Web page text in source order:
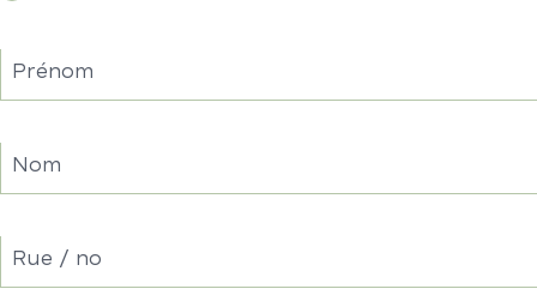
Prénom
Nom
Rue / no